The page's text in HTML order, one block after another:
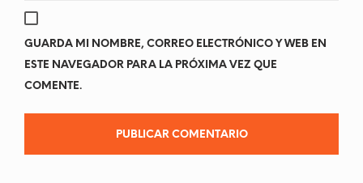
GUARDA MI NOMBRE, CORREO ELECTRÓNICO Y WEB EN
ESTE NAVEGADOR PARA LA PRÓXIMA VEZ QUE
COMENTE.